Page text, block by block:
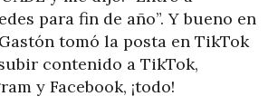
para fin de año”. Y bueno en
tomó la posta en TikTok
contenido a TikTok,
y Facebook, ¡todo!